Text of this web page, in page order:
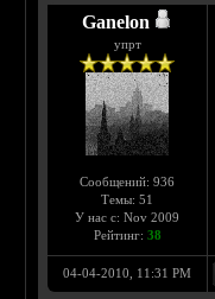
Ganelon
упрт
Сообщений: 936
Темы: 51
У нас с: Nov 2009
Рейтинг: 38
04-04-2010, 11:31 PM